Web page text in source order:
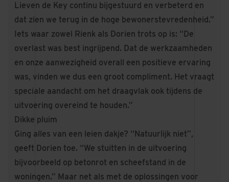
Lieven de Key continu bijgestuurd en verbeterd en
dat zien we terug in de hoge bewonerstevredenheid.”
Iets waar zowel Rienk als Dorien trots op is: “De
overlast was best ingrijpend. Dat de werkzaamheden
en onze aanwezigheid overall een positieve ervaring
was, vinden we dus een groot compliment. Het vraagt
speciale aandacht om het draagvlak ook tijdens de
uitvoering overeind te houden.”
Dikke pluim
Ging alles van een leien dakje? “Natuurlijk niet”,
geeft Dorien toe. “We stuitten in de uitvoering
bijvoorbeeld op betonrot en scheefstand in de
woningen.” Maar net als met de oplossingen voor